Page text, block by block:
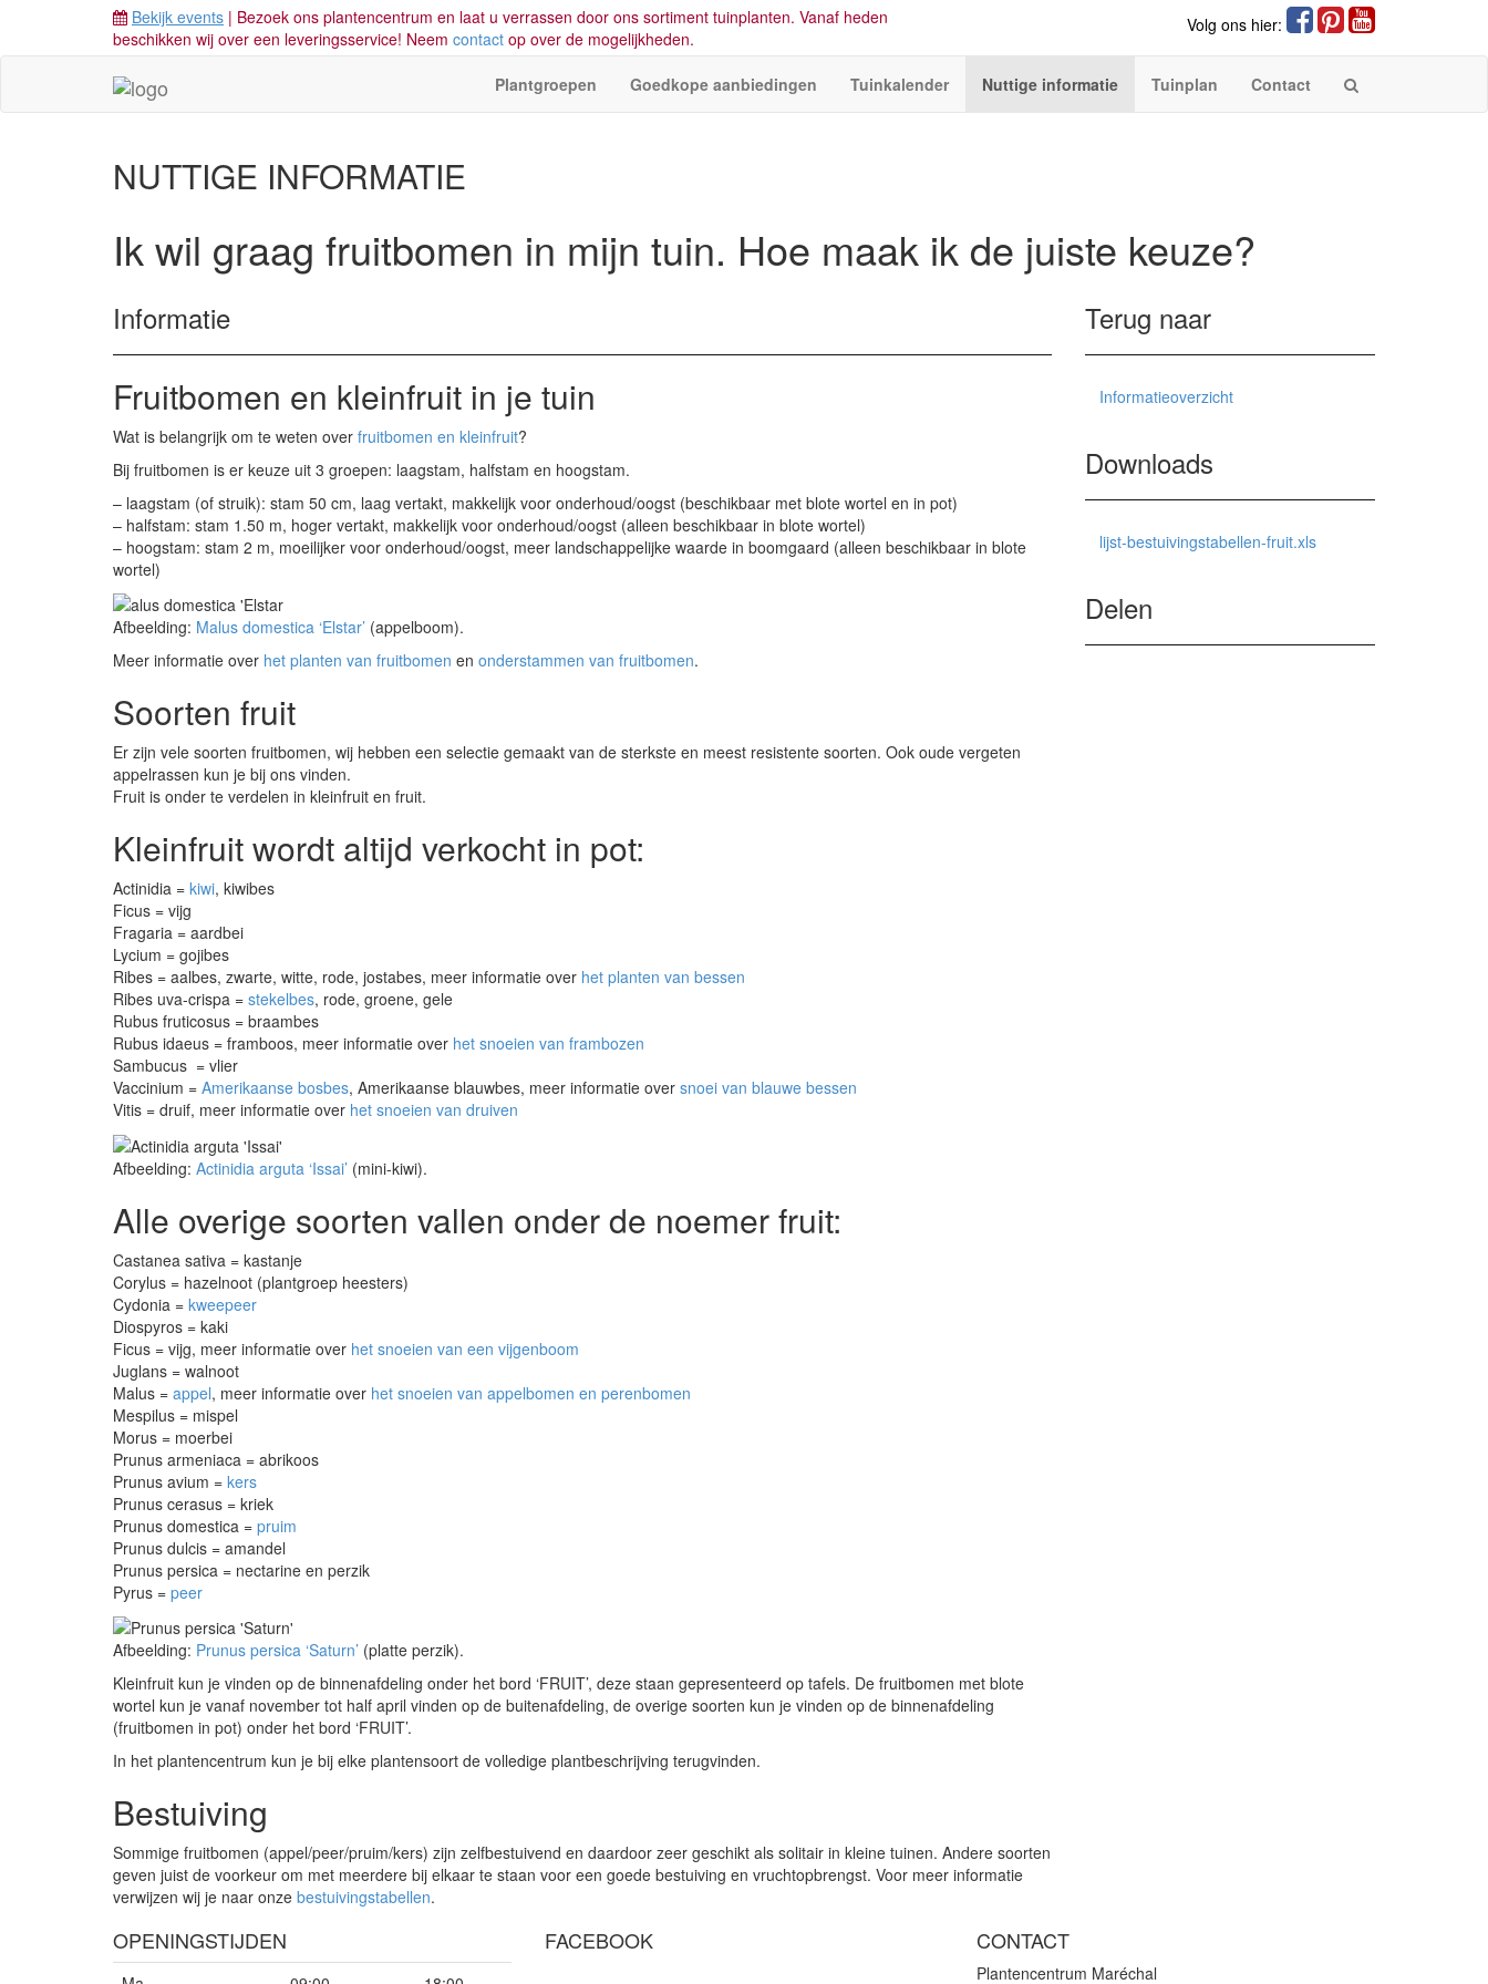
Bekijk events | Bezoek ons plantencentrum en laat u verrassen door ons sortiment tuinplanten. Vanaf heden
beschikken wij over een leveringsservice! Neem contact op over de mogelijkheden.
Volg ons hier:
Plantgroepen Goedkope aanbiedingen Tuinkalender Nuttige informatie Tuinplan Contact
NUTTIGE INFORMATIE
Ik wil graag fruitbomen in mijn tuin. Hoe maak ik de juiste keuze?
Informatie
Fruitbomen en kleinfruit in je tuin
Wat is belangrijk om te weten over fruitbomen en kleinfruit?
Bij fruitbomen is er keuze uit 3 groepen: laagstam, halfstam en hoogstam.
– laagstam (of struik): stam 50 cm, laag vertakt, makkelijk voor onderhoud/oogst (beschikbaar met blote wortel en in pot)
– halfstam: stam 1.50 m, hoger vertakt, makkelijk voor onderhoud/oogst (alleen beschikbaar in blote wortel)
– hoogstam: stam 2 m, moeilijker voor onderhoud/oogst, meer landschappelijke waarde in boomgaard (alleen beschikbaar in blote
wortel)
Afbeelding: Malus domestica ‘Elstar’ (appelboom).
Meer informatie over het planten van fruitbomen en onderstammen van fruitbomen.
Soorten fruit
Er zijn vele soorten fruitbomen, wij hebben een selectie gemaakt van de sterkste en meest resistente soorten. Ook oude vergeten
appelrassen kun je bij ons vinden.
Fruit is onder te verdelen in kleinfruit en fruit.
Kleinfruit wordt altijd verkocht in pot:
Actinidia = kiwi, kiwibes
Ficus = vijg
Fragaria = aardbei
Lycium = gojibes
Ribes = aalbes, zwarte, witte, rode, jostabes, meer informatie over het planten van bessen
Ribes uva-crispa = stekelbes, rode, groene, gele
Rubus fruticosus = braambes
Rubus idaeus = framboos, meer informatie over het snoeien van frambozen
Sambucus = vlier
Vaccinium = Amerikaanse bosbes, Amerikaanse blauwbes, meer informatie over snoei van blauwe bessen
Vitis = druif, meer informatie over het snoeien van druiven
Afbeelding: Actinidia arguta ‘Issai’ (mini-kiwi).
Alle overige soorten vallen onder de noemer fruit:
Castanea sativa = kastanje
Corylus = hazelnoot (plantgroep heesters)
Cydonia = kweepeer
Diospyros = kaki
Ficus = vijg, meer informatie over het snoeien van een vijgenboom
Juglans = walnoot
Malus = appel, meer informatie over het snoeien van appelbomen en perenbomen
Mespilus = mispel
Morus = moerbei
Prunus armeniaca = abrikoos
Prunus avium = kers
Prunus cerasus = kriek
Prunus domestica = pruim
Prunus dulcis = amandel
Prunus persica = nectarine en perzik
Pyrus = peer
Afbeelding: Prunus persica ‘Saturn’ (platte perzik).
Kleinfruit kun je vinden op de binnenafdeling onder het bord ‘FRUIT’, deze staan gepresenteerd op tafels. De fruitbomen met blote
wortel kun je vanaf november tot half april vinden op de buitenafdeling, de overige soorten kun je vinden op de binnenafdeling
(fruitbomen in pot) onder het bord ‘FRUIT’.
In het plantencentrum kun je bij elke plantensoort de volledige plantbeschrijving terugvinden.
Bestuiving
Sommige fruitbomen (appel/peer/pruim/kers) zijn zelfbestuivend en daardoor zeer geschikt als solitair in kleine tuinen. Andere soorten
geven juist de voorkeur om met meerdere bij elkaar te staan voor een goede bestuiving en vruchtopbrengst. Voor meer informatie
verwijzen wij je naar onze bestuivingstabellen.
Terug naar
Informatieoverzicht
Downloads
lijst-bestuivingstabellen-fruit.xls
Delen
OPENINGSTIJDEN FACEBOOK CONTACT
Plantencentrum Maréchal